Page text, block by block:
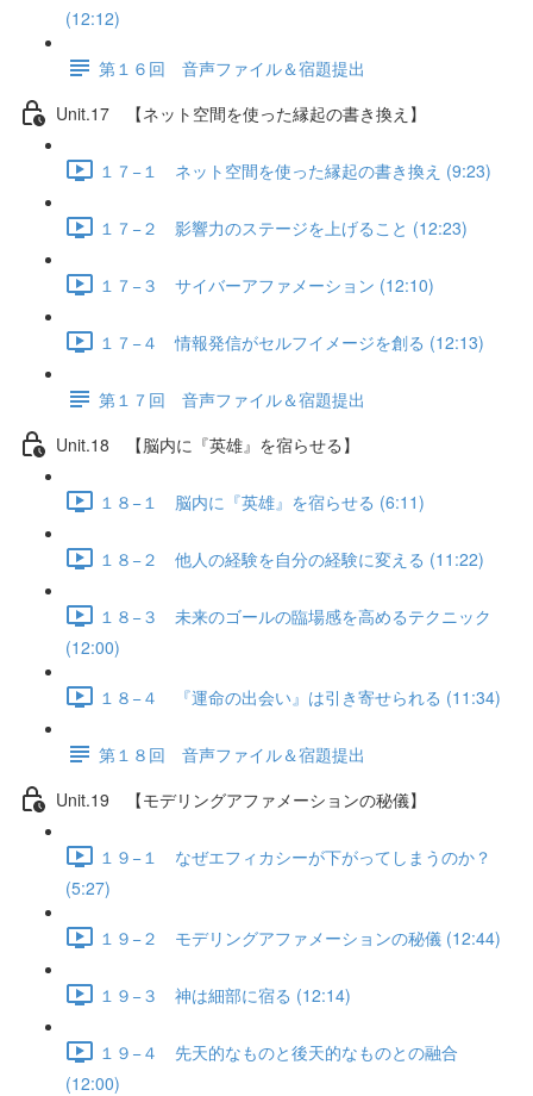
(12:12)
第１６回 音声ファイル＆宿題提出
Unit.17 【ネット空間を使った縁起の書き換え】
１７−１ ネット空間を使った縁起の書き換え (9:23)
１７−２ 影響力のステージを上げること (12:23)
１７−３ サイバーアファメーション (12:10)
１７−４ 情報発信がセルフイメージを創る (12:13)
第１７回 音声ファイル＆宿題提出
Unit.18 【脳内に『英雄』を宿らせる】
１８−１ 脳内に『英雄』を宿らせる (6:11)
１８−２ 他人の経験を自分の経験に変える (11:22)
１８−３ 未来のゴールの臨場感を高めるテクニック
(12:00)
１８−４ 『運命の出会い』は引き寄せられる (11:34)
第１８回 音声ファイル＆宿題提出
Unit.19 【モデリングアファメーションの秘儀】
１９−１ なぜエフィカシーが下がってしまうのか？
(5:27)
１９−２ モデリングアファメーションの秘儀 (12:44)
１９−３ 神は細部に宿る (12:14)
１９−４ 先天的なものと後天的なものとの融合
(12:00)